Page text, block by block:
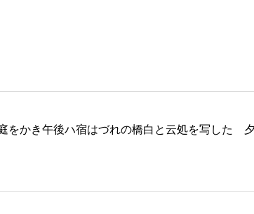
き午後ハ宿はづれの橋白と云処を写した 夕